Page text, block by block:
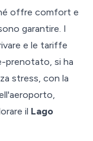
offre comfort e
garantire. I
e le tariffe
prenotato, si ha
stress, con la
il Lago